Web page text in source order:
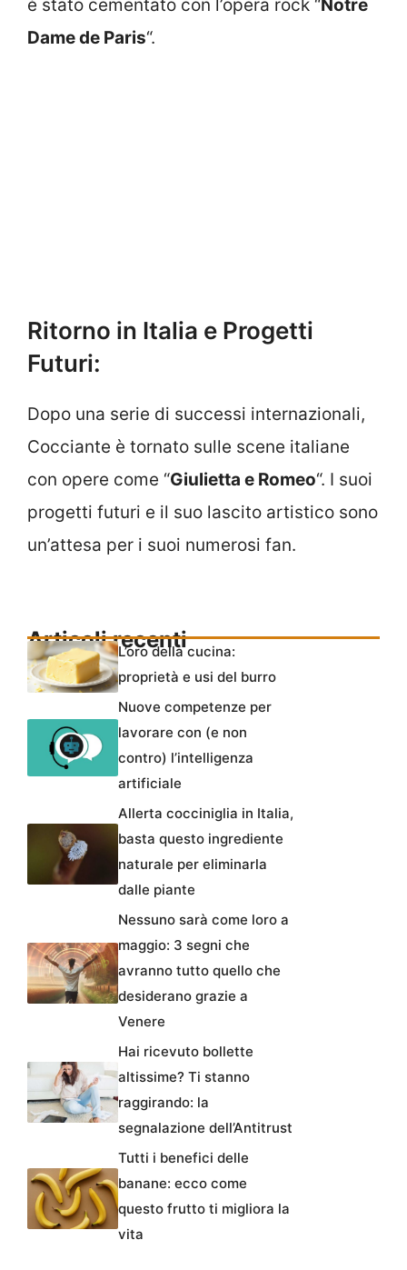
è stato cementato con l’opera rock “Notre
Dame de Paris“.
Ritorno in Italia e Progetti
Futuri:
Dopo una serie di successi internazionali,
Cocciante è tornato sulle scene italiane
con opere come “Giulietta e Romeo“. I suoi
progetti futuri e il suo lascito artistico sono
un’attesa per i suoi numerosi fan.
Articoli recenti
L’oro della cucina:
proprietà e usi del burro
Nuove competenze per
lavorare con (e non
contro) l’intelligenza
artificiale
Allerta cocciniglia in Italia,
basta questo ingrediente
naturale per eliminarla
dalle piante
Nessuno sarà come loro a
maggio: 3 segni che
avranno tutto quello che
desiderano grazie a
Venere
Hai ricevuto bollette
altissime? Ti stanno
raggirando: la
segnalazione dell’Antitrust
Tutti i benefici delle
banane: ecco come
questo frutto ti migliora la
vita